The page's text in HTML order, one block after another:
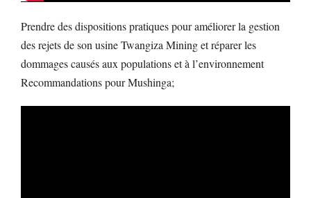
Prendre des dispositions pratiques pour améliorer la gestion
des rejets de son usine Twangiza Mining et réparer les
dommages causés aux populations et à l’environnement
Recommandations pour Mushinga;